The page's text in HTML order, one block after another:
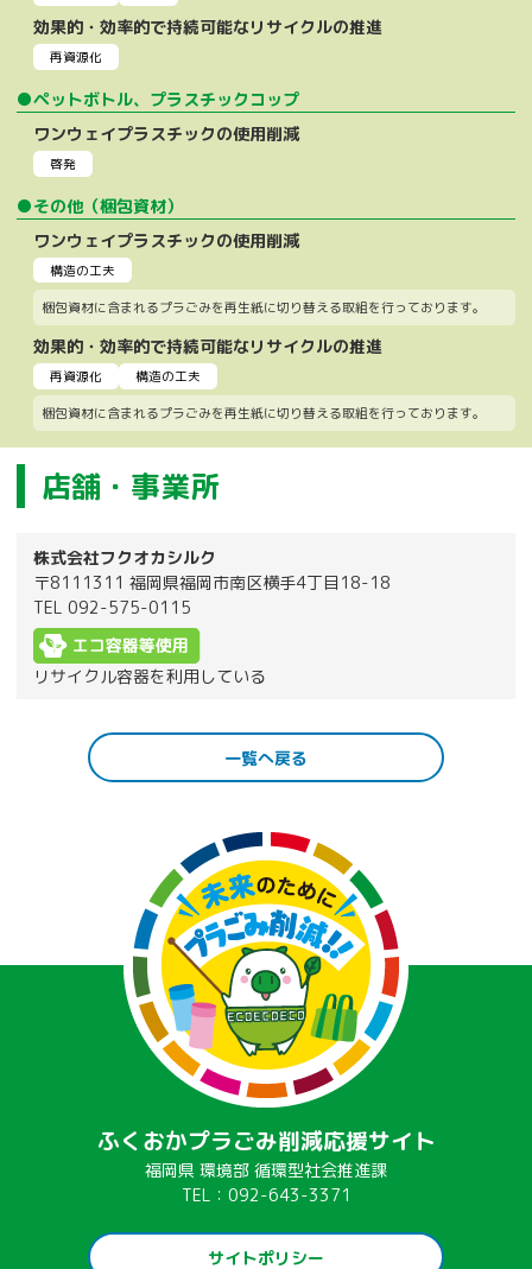
効果的・効率的で持続可能なリサイクルの推進
再資源化
●ペットボトル、プラスチックコップ
ワンウェイプラスチックの使用削減
啓発
●その他（梱包資材）
ワンウェイプラスチックの使用削減
構造の工夫
梱包資材に含まれるプラごみを再生紙に切り替える取組を行っております。
効果的・効率的で持続可能なリサイクルの推進
再資源化 構造の工夫
梱包資材に含まれるプラごみを再生紙に切り替える取組を行っております。
店舗・事業所
株式会社フクオカシルク
〒8111311 福岡県福岡市南区横手4丁目18-18
TEL 092-575-0115
リサイクル容器を利用している
一覧へ戻る
ふくおかプラごみ削減応援サイト
福岡県 環境部 循環型社会推進課
TEL：092-643-3371
サイトポリシー